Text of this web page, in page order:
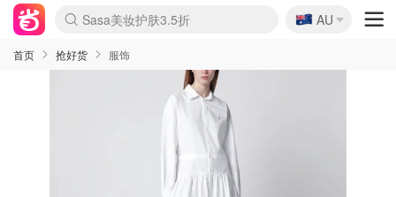
lululemon折扣上新
Sasa美妆护肤3.5折
SSENSE年中3折
FreshBeauty好价汇总
Cettire降价+叠9折
Farfetch折上8折
WWS Coles超市实拍
viagogo二手票捡漏
Myer清仓1折起
The Outnet奢牌1折起
David Jones 3折起
Flannels大牌1折
Perfumes Club护肤1折
AMIRO返校季6.2折
Oweek抽奖送Airpods
Amazon折扣汇总
eToro入金$200送$50
Amazon数码好物
ICONIC本周7.5折
ThedoubleF高奢地板价
Moose Knuckles 6折
丝芙兰5折起
EUFY官网3.7折起
Selenichast首饰2折
Trip机票酒店促销
YSL送5件彩妆礼
Amazon家居好物
BIGBANG巡演开票
David Jones时尚3折
Amazon美妆护肤
雅漾大喷$8
过敏原检测盒$33
伊索独家赠50ml沐浴露
科颜氏清仓3折
SEALIFE海洋馆门票6折
丝塔芙大白罐$16
订阅Newsletter送香薰
Cult Beauty 6.8折
Harrods圣诞日历2.3折
LN-CC奢牌私促3折
d'Alba空姐喷雾$16
EVE LOM套装逆天2折
Bernardelli独家4折
Adore Beauty 6折起
CT圣诞日历
Mytheresa奢品2.7折
Luxury Escapes 9折
Currentbody美容仪9折
MOON Garden Live
ALLSAINTS美衣3折
Roborock扫地机3.7折
Tingo Life水杯$24
Valentino官网5折
CR洗发护发6.3折
🇦🇺
AU
首页 抢好货 服饰